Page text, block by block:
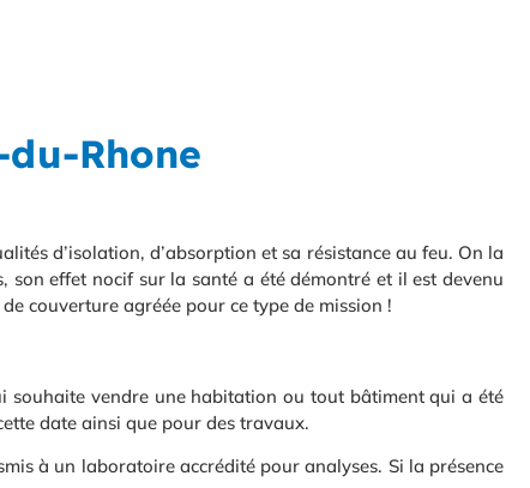
Rhone
d’isolation, d’absorption et sa résistance au feu. On la
son effet nocif sur la santé a été démontré et il est devenu
couverture agréée pour ce type de mission !
souhaite vendre une habitation ou tout bâtiment qui a été
date ainsi que pour des travaux.
à un laboratoire accrédité pour analyses. Si la présence